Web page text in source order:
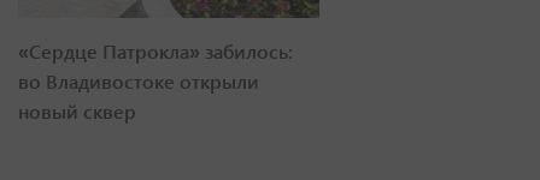
«Сердце Патрокла» забилось:
во Владивостоке открыли
новый сквер